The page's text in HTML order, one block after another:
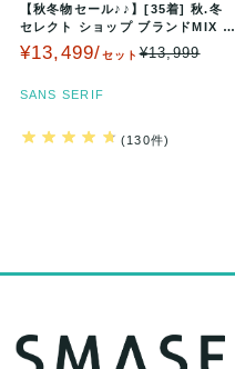
【秋冬物セール♪♪】[35着] 秋.冬
セレクト ショップ ブランドMIX セ
ット まとめ売り ビー…
¥13,499/セット¥13,999
SANS SERIF
(130件)